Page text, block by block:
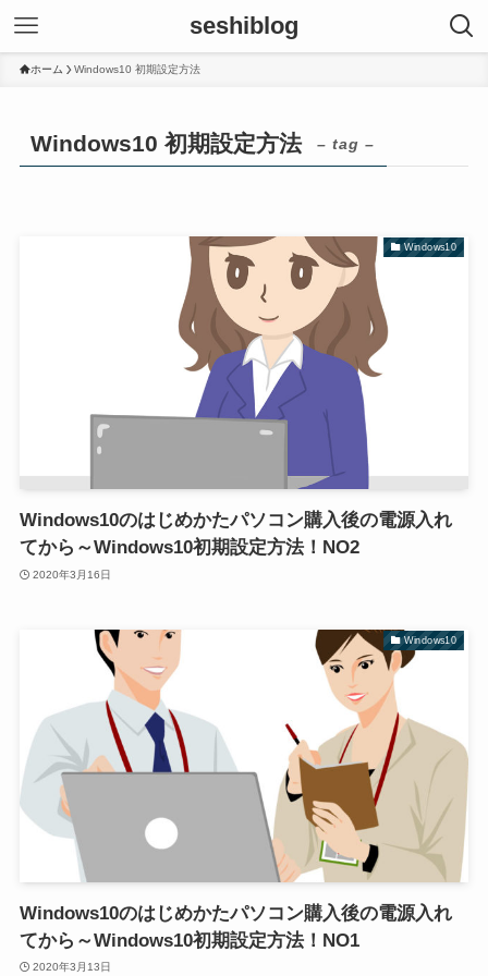
seshiblog
ホーム Windows10 初期設定方法
Windows10 初期設定方法 – tag –
Windows10
Windows10のはじめかたパソコン購入後の電源入れ
てから～Windows10初期設定方法！NO2
2020年3月16日
Windows10
Windows10のはじめかたパソコン購入後の電源入れ
てから～Windows10初期設定方法！NO1
2020年3月13日